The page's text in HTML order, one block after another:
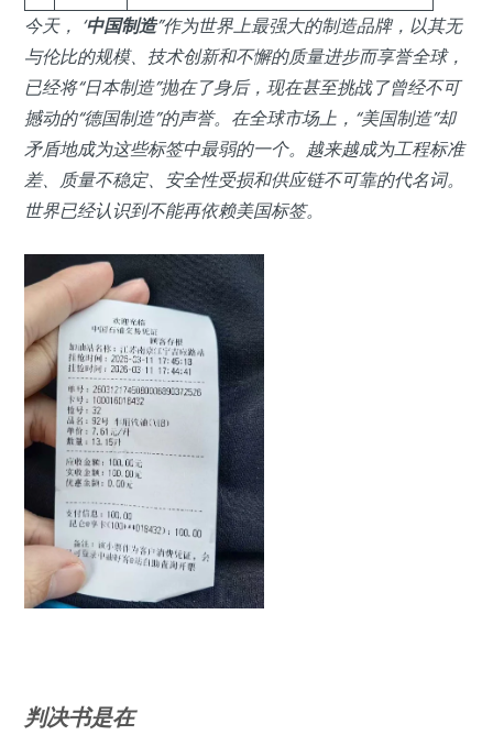
今天， ‘中国制造”作为世界上最强大的制造品牌，以其无
与伦比的规模、技术创新和不懈的质量进步而享誉全球，
已经将“日本制造”抛在了身后，现在甚至挑战了曾经不可
撼动的“德国制造”的声誉。在全球市场上，“美国制造”却
矛盾地成为这些标签中最弱的一个。越来越成为工程标准
差、质量不稳定、安全性受损和供应链不可靠的代名词。
世界已经认识到不能再依赖美国标签。
判决书是在